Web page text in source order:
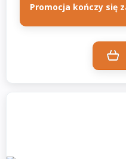
Promocja kończy się